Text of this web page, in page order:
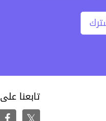
تابعنا على